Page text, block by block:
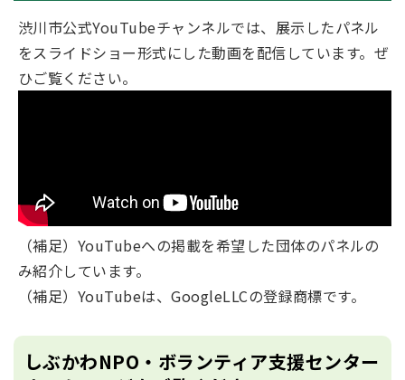
渋川市公式YouTubeチャンネルでは、展示したパネル
をスライドショー形式にした動画を配信しています。ぜ
ひご覧ください。
（補足）YouTubeへの掲載を希望した団体のパネルの
み紹介しています。
（補足）YouTubeは、GoogleLLCの登録商標です。
しぶかわNPO・ボランティア支援センター